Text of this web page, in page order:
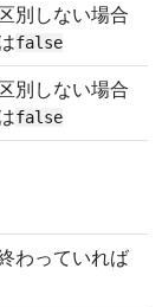
別しない場合
false
別しない場合
false
わっていれば